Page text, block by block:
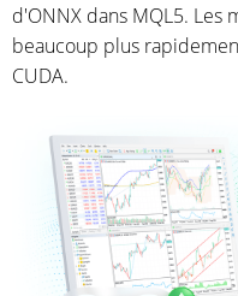
d'ONNX dans MQL5. Les
beaucoup plus
CUDA.